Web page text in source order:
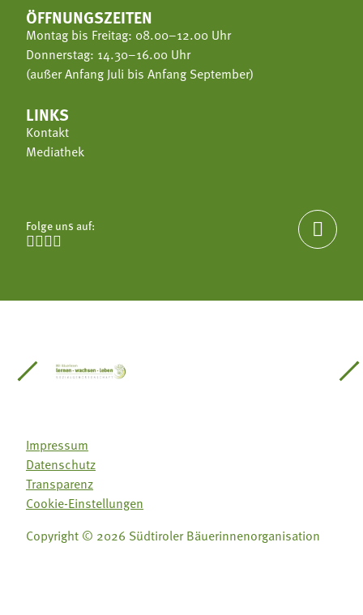
ÖFFNUNGSZEITEN
Montag bis Freitag: 08.00–12.00 Uhr
Donnerstag: 14.30–16.00 Uhr
(außer Anfang Juli bis Anfang September)
LINKS
Kontakt
Mediathek
Folge uns auf:


Südtirol
Gärtnervereinigung
Sozialgenossenschaft Mit Bäuerinnen lernen -
Lebensberatung für dieAus unserer
Impressum
Datenschutz
Transparenz
Cookie-Einstellungen
Copyright © 2026 Südtiroler Bäuerinnenorganisation